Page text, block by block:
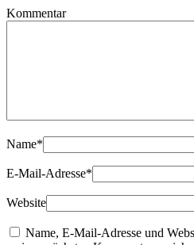
Kommentar
Name*
E-Mail-Adresse*
Website
Name, E-Mail-Adresse und